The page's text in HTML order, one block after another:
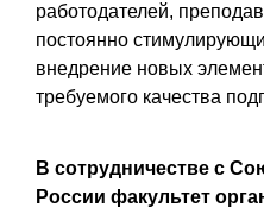
работодателей,
постоянно
внедрение новых
требуемого качества
В сотрудничестве с
России факультет